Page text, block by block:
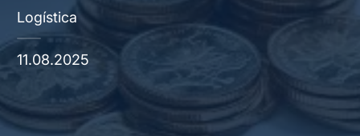
Logística
11.08.2025